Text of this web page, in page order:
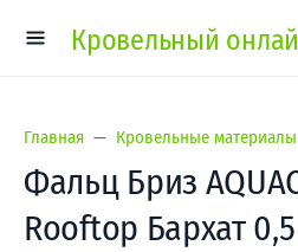
Кровельный
Главная Кровельные материалы
Фальц Бриз
Rooftop Бархат